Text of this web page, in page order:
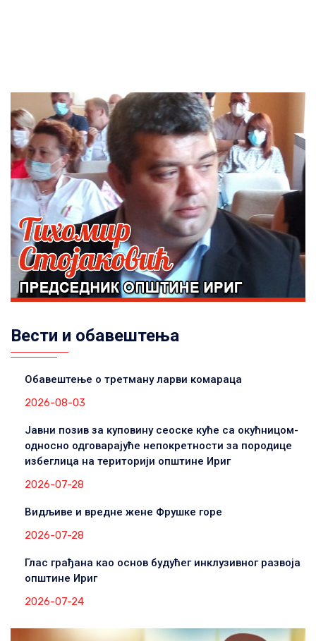
Вести и обавештења
Обавештење о третману ларви комараца
2026-08-03
Јавни позив за куповину сеоске куће са окућницом-
односно одговарајуће непокретности за породице
избеглица на територији општине Ириг
2026-07-28
Видљиве и вредне жене Фрушке горе
2026-07-28
Глас грађана као основ будућег инклузивног развоја
општине Ириг
2026-07-24